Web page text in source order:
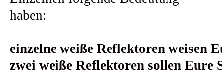
haben:
einzelne weiße Reflektoren weisen
zwei weiße Reflektoren sollen Eure